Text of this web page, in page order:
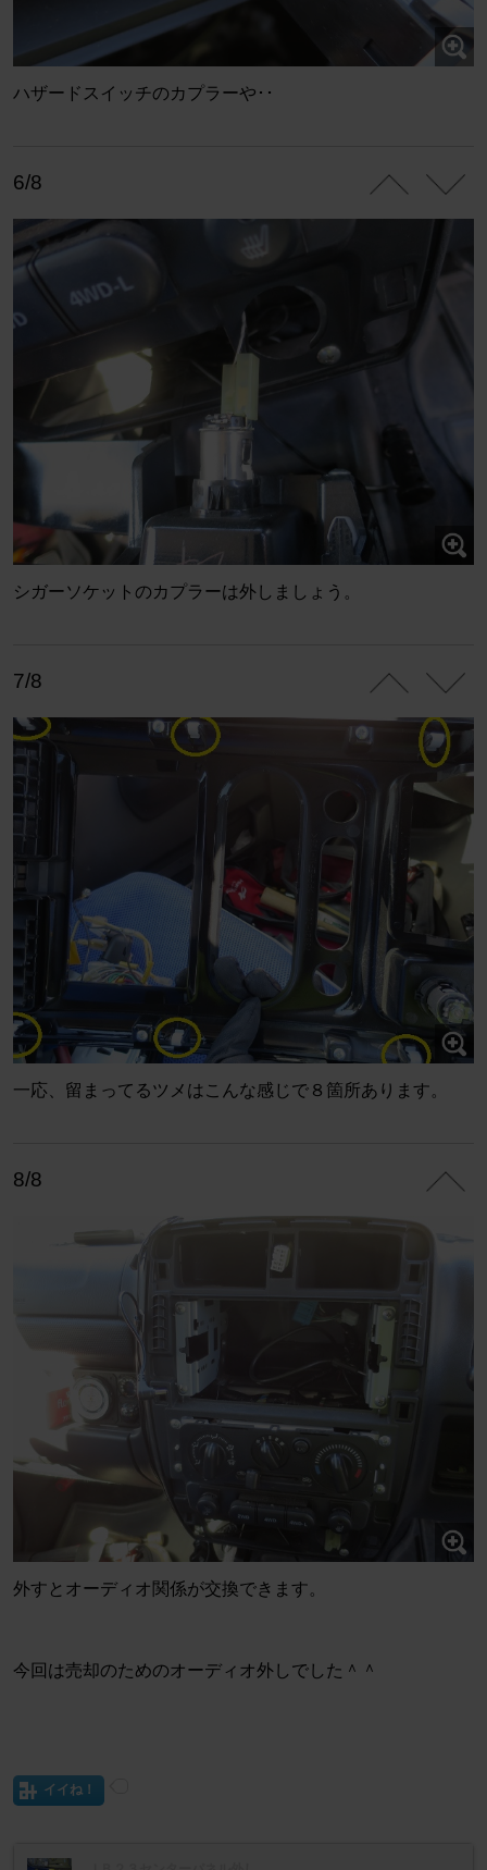
ハザードスイッチのカプラーや･･
6/8
シガーソケットのカプラーは外しましょう。
7/8
一応、留まってるツメはこんな感じで８箇所あります。
8/8
外すとオーディオ関係が交換できます。
今回は売却のためのオーディオ外しでした＾＾
イイね！